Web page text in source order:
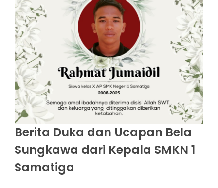
Berita Duka dan Ucapan Bela
Sungkawa dari Kepala SMKN 1
Samatiga